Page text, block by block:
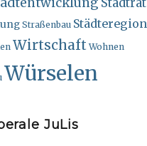
Stadtrat
Straßenbau Städteregion
Wirtschaft Wohnen
Würselen
JuLis